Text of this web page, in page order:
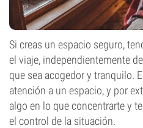
Si creas un espacio seguro,
el viaje, independientemente
que sea acogedor y tranquilo.
atención a un espacio, y por
algo en lo que concentrarte y
el control de la situación.